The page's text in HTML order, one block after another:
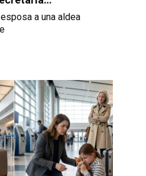
a una aldea